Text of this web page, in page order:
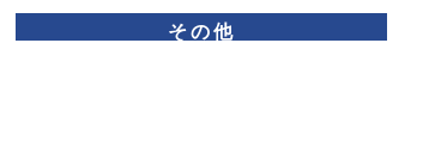
その他